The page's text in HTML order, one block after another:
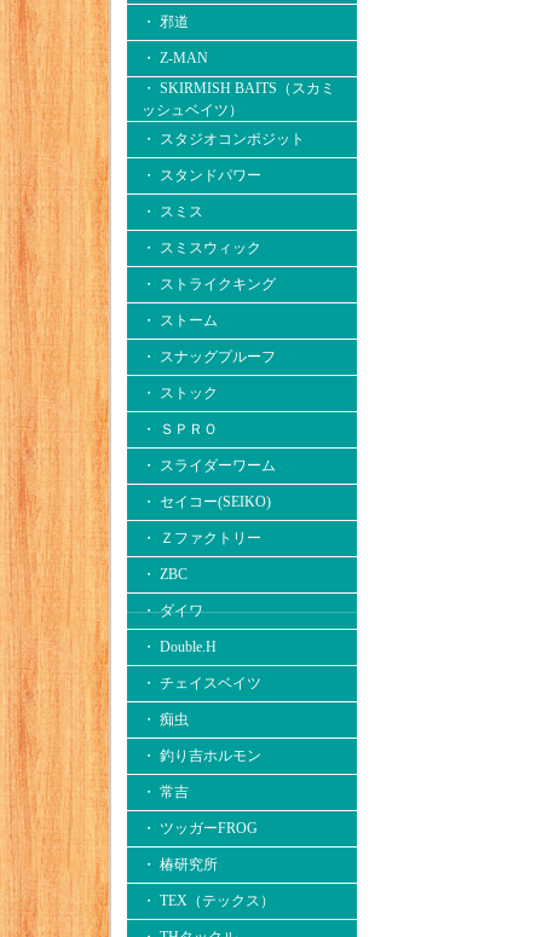
・ 邪道
・ Z-MAN
・ SKIRMISH BAITS（スカミ
ッシュベイツ）
・ スタジオコンポジット
・ スタンドパワー
・ スミス
・ スミスウィック
・ ストライクキング
・ ストーム
・ スナッグプルーフ
・ ストック
・ ＳＰＲＯ
・ スライダーワーム
・ セイコー(SEIKO)
・ Ｚファクトリー
・ ZBC
・ ダイワ
・ Double.H
・ チェイスベイツ
・ 痴虫
・ 釣り吉ホルモン
・ 常吉
・ ツッガーFROG
・ 椿研究所
・ TEX（テックス）